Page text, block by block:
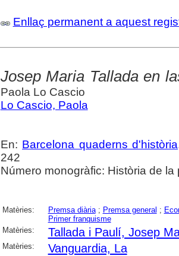
Enllaç permanent a aquest
Josep Maria Tallada en
Paola Lo Cascio
Lo Cascio, Paola
En: Barcelona quaderns d'història
242
Número monogràfic: Història de
Matèries: Premsa diària; Premsa general ;
Primer franquisme
Matèries:
Tallada i Paulí, Josep
Matèries: Vanguardia, La